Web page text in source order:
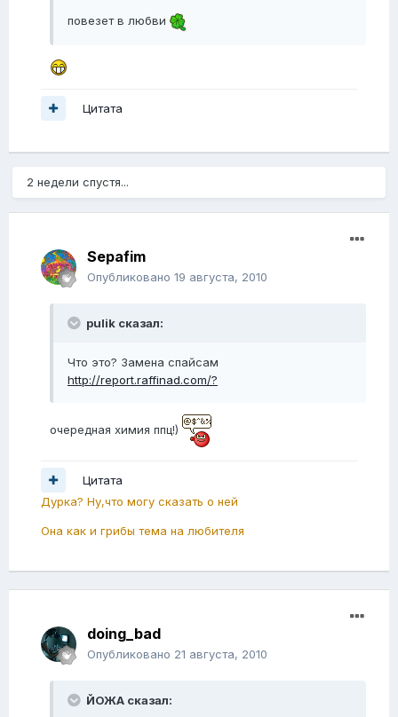
повезет в любви
Цитата
2 недели спустя...
Sepafim
Опубликовано 19 августа, 2010
pulik сказал:
Что это? Замена спайсам
http://report.raffinad.com/?
очередная химия ппц!)
Цитата
Дурка? Ну,что могу сказать о ней
Она как и грибы тема на любителя
doing_bad
Опубликовано 21 августа, 2010
ЙОЖА сказал: